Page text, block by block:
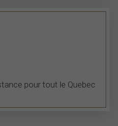
pour tout le Quebec